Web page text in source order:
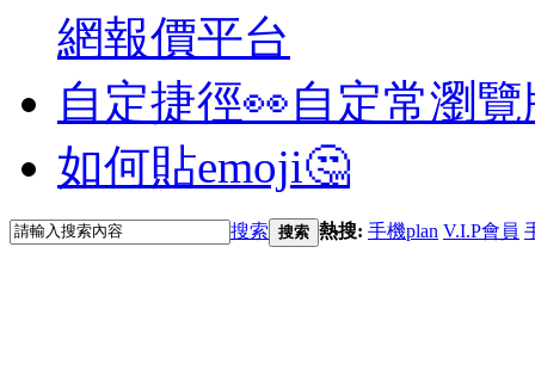
網報價平台
自定捷徑👀自定常瀏
如何貼emoji🤔
搜索 搜索 熱搜: 手機plan V.I.P會員